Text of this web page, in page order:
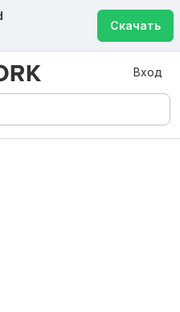
Скачать
Вход